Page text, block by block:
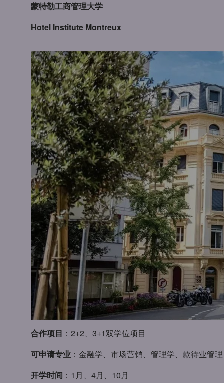
蒙特勒工商管理大学
Hotel Institute Montreux
合作项目 ：2+2、3+1双学位项目
可申请专业 ：金融学、市场营销、管理学、款待业管理
开学时间 ：1月、4月、10月